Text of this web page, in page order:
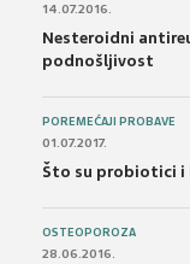
14.07.2016.
Nesteroidni
podnošljivost
POREMEĆAJI PROBAVE
01.07.2017.
Što su probiotici i
OSTEOPOROZA
28.06.2016.